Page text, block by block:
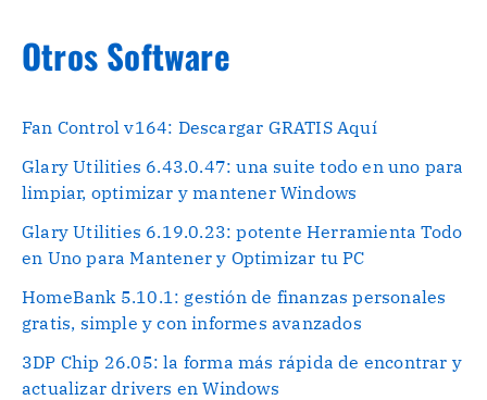
Otros Software
Fan Control v164: Descargar GRATIS Aquí
Glary Utilities 6.43.0.47: una suite todo en uno para
limpiar, optimizar y mantener Windows
Glary Utilities 6.19.0.23: potente Herramienta Todo
en Uno para Mantener y Optimizar tu PC
HomeBank 5.10.1: gestión de finanzas personales
gratis, simple y con informes avanzados
3DP Chip 26.05: la forma más rápida de encontrar y
actualizar drivers en Windows